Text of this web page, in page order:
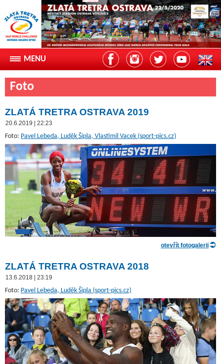
Foto
ZLATÁ TRETRA OSTRAVA 2019
20.6.2019 | 22:23
Foto: Pavel Lebeda, Luděk Šipla, Vlastimil Vacek (sport-pics.cz)
otevřít fotogalerii
ZLATÁ TRETRA OSTRAVA 2018
13.6.2018 | 23:19
Foto: Pavel Lebeda, Luděk Šipla (sport-pics.cz)